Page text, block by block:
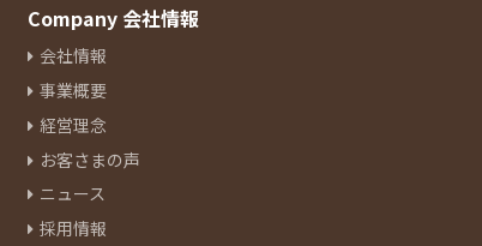
Company 会社情報
会社情報
事業概要
経営理念
お客さまの声
ニュース
採用情報